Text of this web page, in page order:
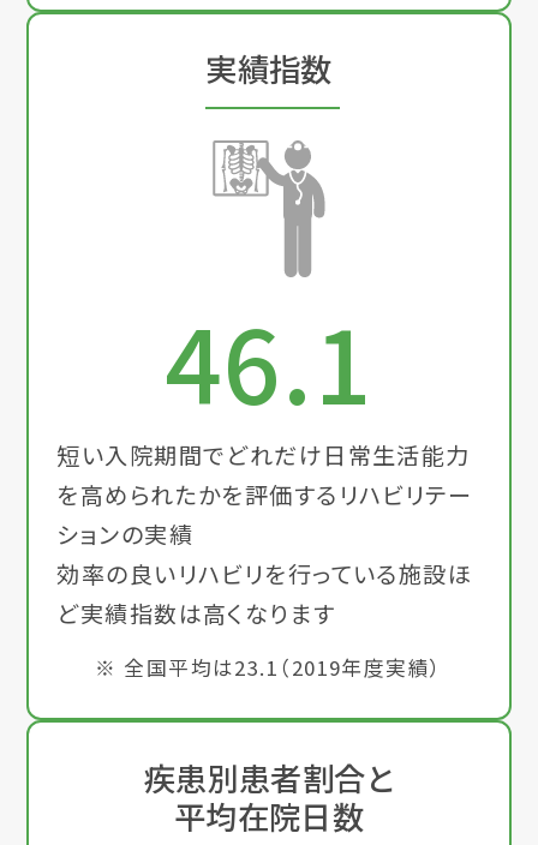
実績指数
46.1
短い入院期間でどれだけ日常生活能力
を高められたかを評価するリハビリテー
ションの実績
効率の良いリハビリを行っている施設ほ
ど実績指数は高くなります
※ 全国平均は23.1（2019年度実績）
疾患別患者割合と
平均在院日数